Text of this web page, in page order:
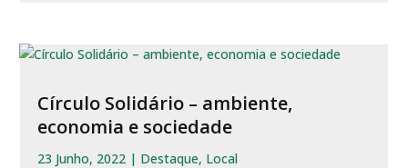
Círculo Solidário – ambiente,
economia e sociedade
23 Junho, 2022 | Destaque, Local